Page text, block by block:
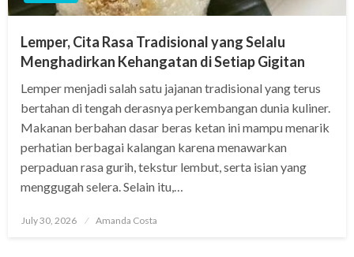
Lemper, Cita Rasa Tradisional yang Selalu
Menghadirkan Kehangatan di Setiap Gigitan
Lemper menjadi salah satu jajanan tradisional yang terus
bertahan di tengah derasnya perkembangan dunia kuliner.
Makanan berbahan dasar beras ketan ini mampu menarik
perhatian berbagai kalangan karena menawarkan
perpaduan rasa gurih, tekstur lembut, serta isian yang
menggugah selera. Selain itu,…
Posted
July 30, 2026 Amanda Costa